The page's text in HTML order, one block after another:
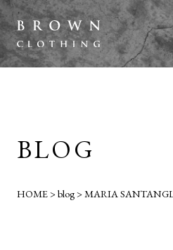
BLOG
HOME>blog>MARIA